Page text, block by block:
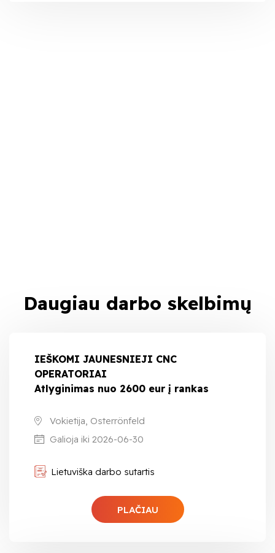
Daugiau darbo skelbimų
IEŠKOMI JAUNESNIEJI CNC
OPERATORIAI
Atlyginimas nuo 2600 eur į rankas
Vokietija, Osterrönfeld
Galioja iki 2026-06-30
Lietuviška darbo sutartis
PLAČIAU